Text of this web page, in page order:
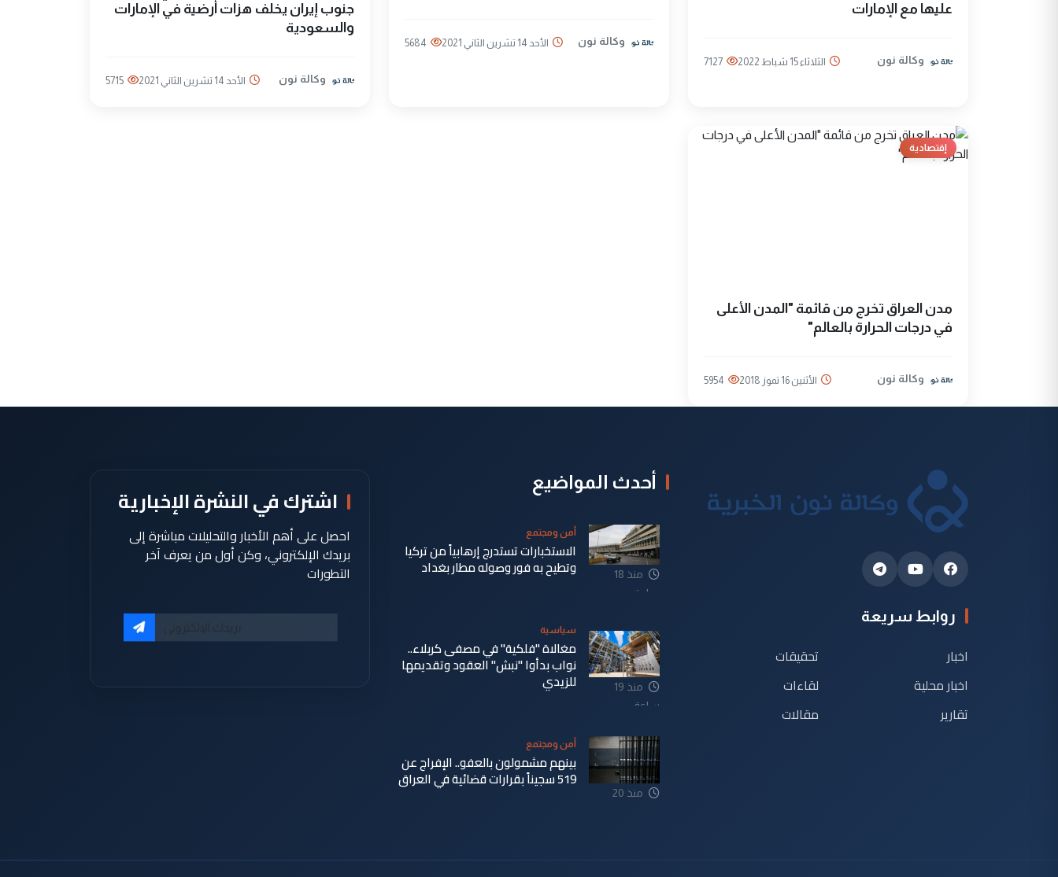
عليها مع الإمارات
وكالة نون الثلاثاء 15 شباط 2022 7127
وكالة نون الأحد 14 تشرين الثاني 2021 5684
جنوب إيران يخلف هزات أرضية في الإمارات
والسعودية
وكالة نون الأحد 14 تشرين الثاني 2021 5715
إقتصادية
مدن العراق تخرج من قائمة "المدن الأعلى
في درجات الحرارة بالعالم"
وكالة نون الأثنين 16 تموز 2018 5954
روابط سريعة
اخبار
اخبار محلية
تقارير
تحقيقات
لقاءات
مقالات
أحدث المواضيع
منذ 18
ساعة
أمن ومجتمع
الاستخبارات تستدرج إرهابياً من تركيا
وتطيح به فور وصوله مطار بغداد
منذ 19
ساعة
سياسية
مغالاة "فلكية" في مصفى كربلاء..
نواب بدأوا "نبش" العقود وتقديمها
للزيدي
منذ 20
أمن ومجتمع
بينهم مشمولون بالعفو.. الإفراج عن
519 سجيناً بقرارات قضائية في العراق
اشترك في النشرة الإخبارية
احصل على أهم الأخبار والتحليلات مباشرة إلى
بريدك الإلكتروني، وكن أول من يعرف آخر
التطورات